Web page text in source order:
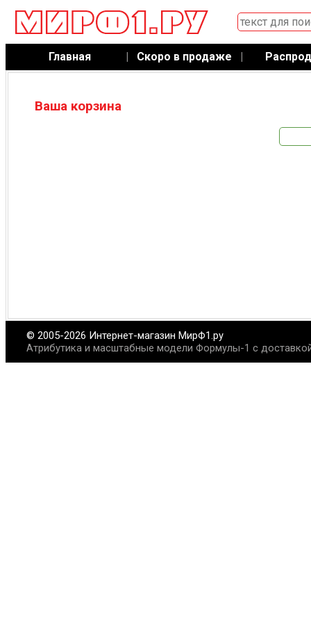
Главная | Скоро в продаже |
Ваша корзина
© 2005-2026 Интернет-магазин МирФ1.ру
Атрибутика и масштабные модели Формулы-1 с